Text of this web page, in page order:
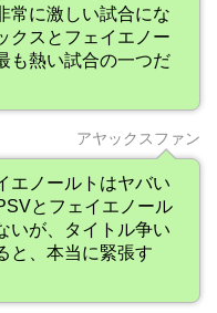
常に激しい試合にな
クスとフェイエノー
も熱い試合の一つだ
アヤックスファン
エノールトはヤバい
とフェイエノール
いが、タイトル争い
と、本当に緊張す